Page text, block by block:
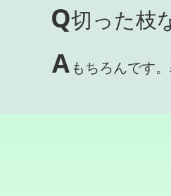
Q切った枝
Aもちろんです